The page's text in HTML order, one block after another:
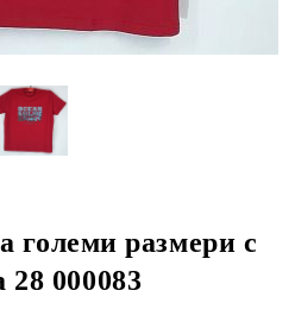
големи размери с
000083